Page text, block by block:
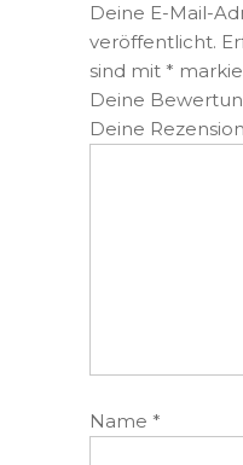
Deine E-Mail-
veröffentlicht.
sind mit *
Deine
Deine Rezension
Name *